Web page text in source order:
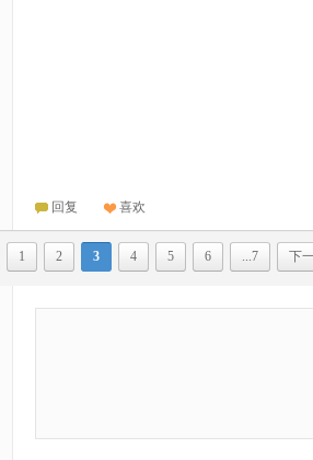
回复 喜欢
1 2 3 4 5 6 ...7 下